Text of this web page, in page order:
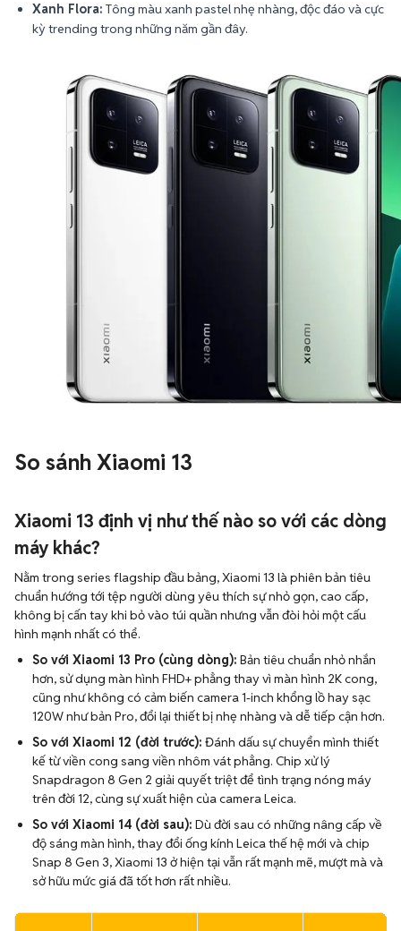
Xanh Flora: Tông màu xanh pastel nhẹ nhàng, độc đáo và cực
kỳ trending trong những năm gần đây.
So sánh Xiaomi 13
Xiaomi 13 định vị như thế nào so với các dòng
máy khác?
Nằm trong series flagship đầu bảng, Xiaomi 13 là phiên bản tiêu
chuẩn hướng tới tệp người dùng yêu thích sự nhỏ gọn, cao cấp,
không bị cấn tay khi bỏ vào túi quần nhưng vẫn đòi hỏi một cấu
hình mạnh nhất có thể.
So với Xiaomi 13 Pro (cùng dòng): Bản tiêu chuẩn nhỏ nhắn
hơn, sử dụng màn hình FHD+ phẳng thay vì màn hình 2K cong,
cũng như không có cảm biến camera 1-inch khổng lồ hay sạc
120W như bản Pro, đổi lại thiết bị nhẹ nhàng và dễ tiếp cận hơn.
So với Xiaomi 12 (đời trước): Đánh dấu sự chuyển mình thiết
kế từ viền cong sang viền nhôm vát phẳng. Chip xử lý
Snapdragon 8 Gen 2 giải quyết triệt để tình trạng nóng máy
trên đời 12, cùng sự xuất hiện của camera Leica.
So với Xiaomi 14 (đời sau): Dù đời sau có những nâng cấp về
độ sáng màn hình, thay đổi ống kính Leica thế hệ mới và chip
Snap 8 Gen 3, Xiaomi 13 ở hiện tại vẫn rất mạnh mẽ, mượt mà và
sở hữu mức giá đã tốt hơn rất nhiều.